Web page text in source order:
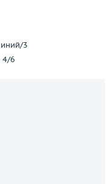
3
4/6